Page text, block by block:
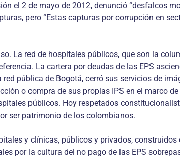
el 2 de mayo de 2012, denunció “desfalcos
pero “Estas capturas por corrupción en
La red de hospitales públicos, que son la
La cartera por deudas de las EPS
pública de Bogotá, cerró sus servicios de
o compra de sus propias IPS en el marco
públicos. Hoy respetados
ser patrimonio de los colombianos.
y clínicas, públicos y privados,
por la cultura del no pago de las EPS